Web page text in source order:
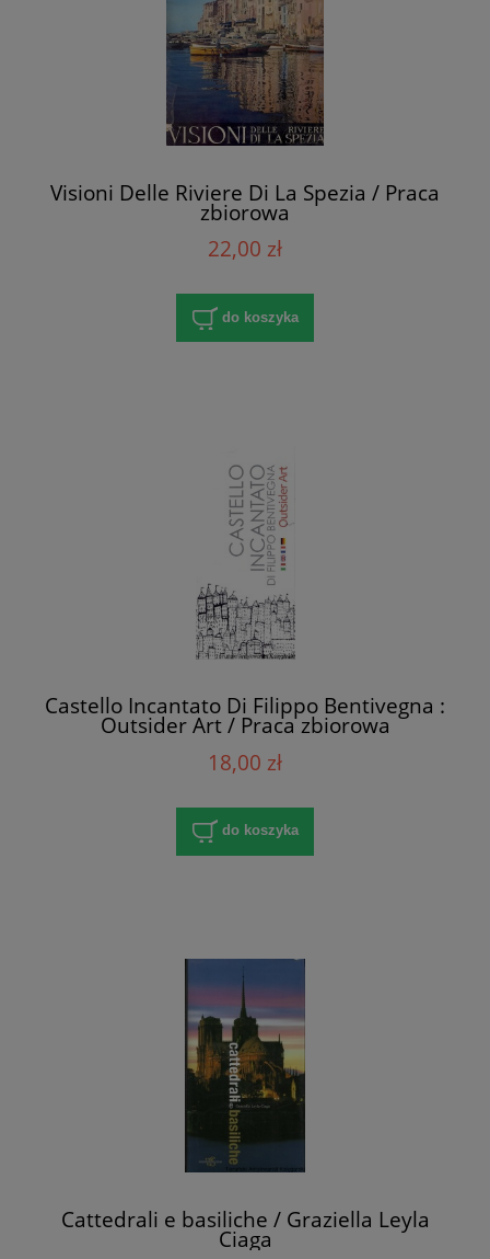
Visioni Delle Riviere Di La Spezia / Praca
zbiorowa
22,00 zł
do koszyka
Castello Incantato Di Filippo Bentivegna :
Outsider Art / Praca zbiorowa
18,00 zł
do koszyka
Cattedrali e basiliche / Graziella Leyla
Ciaga